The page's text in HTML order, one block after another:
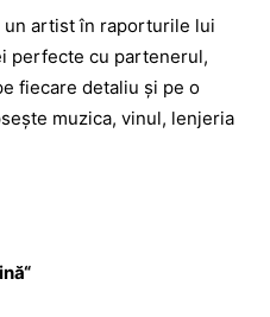
un artist în raporturile lui
perfecte cu partenerul,
fiecare detaliu şi pe o
muzica, vinul, lenjeria